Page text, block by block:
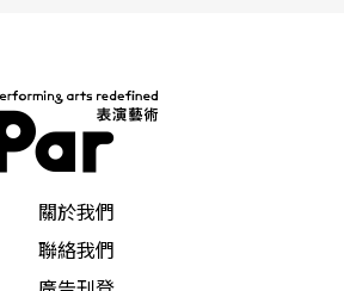
關於我們
聯絡我們